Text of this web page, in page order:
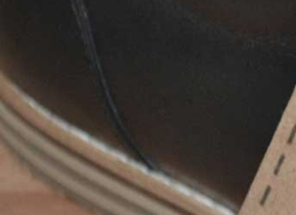
Hakiki